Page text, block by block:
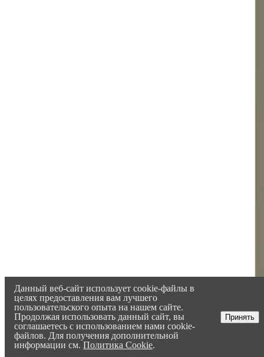
Данный веб-сайт использует cookie-файлы в
целях предоставления вам лучшего
пользовательского опыта на нашем сайте.
Продолжая использовать данный сайт, вы
соглашаетесь с использованием нами cookie-
файлов. Для получения дополнительной
информации см.Политика Cookie.
Принять